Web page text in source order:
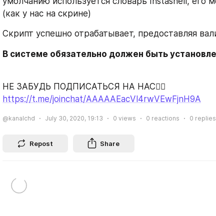
(как у нас на скрине)
Скрипт успешно отрабатывает, предоставляя
В системе обязательно должен быть
НЕ ЗАБУДЬ ПОДПИСАТЬСЯ НА НАС👇🏻
https://t.me/joinchat/AAAAAEacVl4rwVEwFjnH9A
@kanalchd July 30, 2020, 19:13 0 views 0 reactions 0 replies
Repost Share